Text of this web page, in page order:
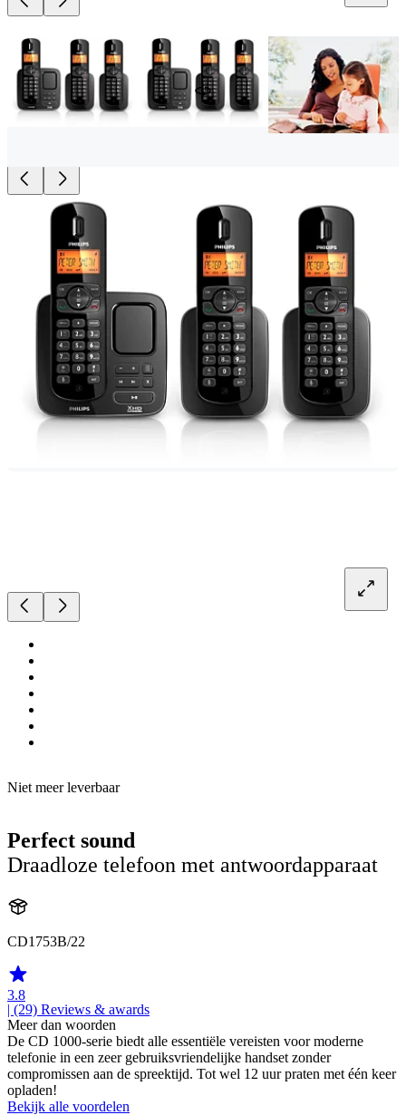
Niet meer leverbaar
Perfect sound
Draadloze telefoon met antwoordapparaat
CD1753B/22
3.8
| (29) Reviews & awards
Meer dan woorden
De CD 1000-serie biedt alle essentiële vereisten voor moderne
telefonie in een zeer gebruiksvriendelijke handset zonder
compromissen aan de spreektijd. Tot wel 12 uur praten met één keer
opladen!
Bekijk alle voordelen